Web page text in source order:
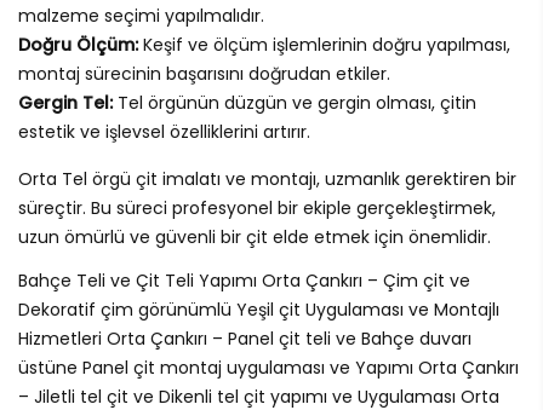
malzeme seçimi yapılmalıdır.
Doğru Ölçüm:Keşif ve ölçüm işlemlerinin doğru yapılması,
montaj sürecinin başarısını doğrudan etkiler.
Gergin Tel:Tel örgünün düzgün ve gergin olması, çitin
estetik ve işlevsel özelliklerini artırır.
Orta Tel örgü çit imalatı ve montajı, uzmanlık gerektiren bir
süreçtir. Bu süreci profesyonel bir ekiple gerçekleştirmek,
uzun ömürlü ve güvenli bir çit elde etmek için önemlidir.
Bahçe Teli ve Çit Teli Yapımı Orta Çankırı – Çim çit ve
Dekoratif çim görünümlü Yeşil çit Uygulaması ve Montajlı
Hizmetleri Orta Çankırı – Panel çit teli ve Bahçe duvarı
üstüne Panel çit montaj uygulaması ve Yapımı Orta Çankırı
– Jiletli tel çit ve Dikenli tel çit yapımı ve Uygulaması Orta